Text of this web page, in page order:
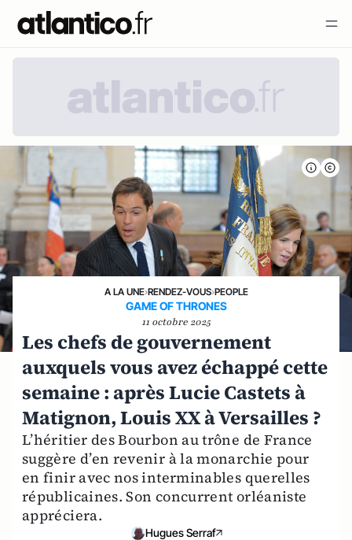
A LA UNE›RENDEZ-VOUS›PEOPLE
GAME OF THRONES
11 octobre 2025
Les chefs de gouvernement
auxquels vous avez échappé cette
semaine : après Lucie Castets à
Matignon, Louis XX à Versailles ?
L’héritier des Bourbon au trône de France
suggère d’en revenir à la monarchie pour
en finir avec nos interminables querelles
républicaines. Son concurrent orléaniste
appréciera.
Hugues Serraf